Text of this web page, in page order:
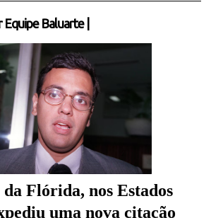
Equipe Baluarte
Flórida, nos Estados
uma nova citação